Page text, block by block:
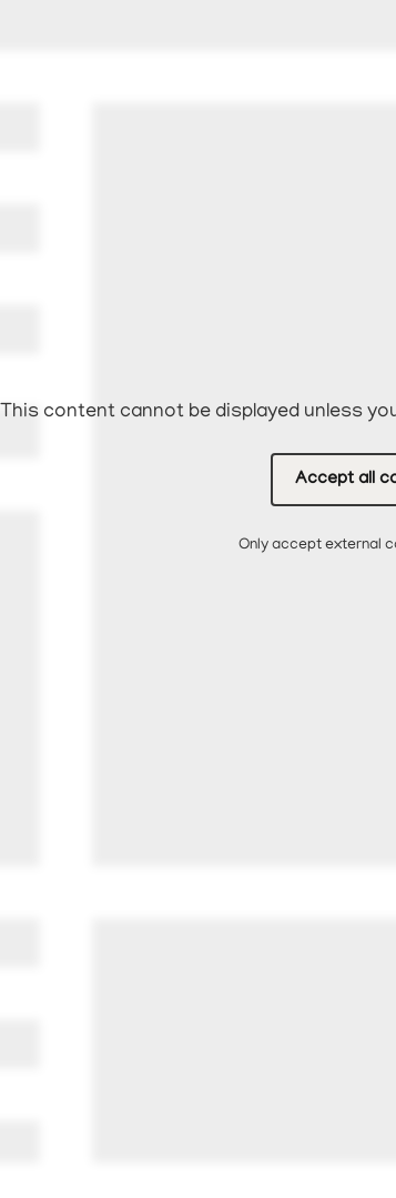
This content cannot be displayed unless
Accept all
Only accept external